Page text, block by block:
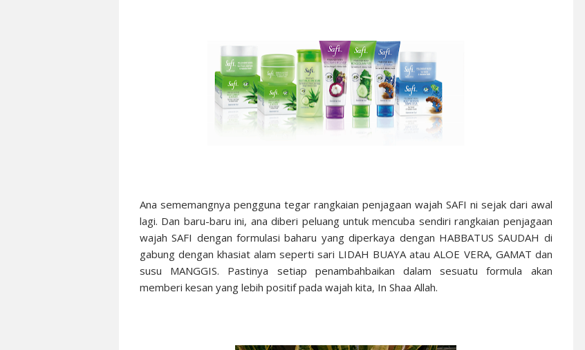
Ana sememangnya pengguna tegar rangkaian penjagaan wajah SAFI ni sejak dari awal
lagi. Dan baru-baru ini, ana diberi peluang untuk mencuba sendiri rangkaian penjagaan
wajah SAFI dengan formulasi baharu yang diperkaya dengan HABBATUS SAUDAH di
gabung dengan khasiat alam seperti sari LIDAH BUAYA atau ALOE VERA, GAMAT dan
susu MANGGIS. Pastinya setiap penambahbaikan dalam sesuatu formula akan
memberi kesan yang lebih positif pada wajah kita, In Shaa Allah.